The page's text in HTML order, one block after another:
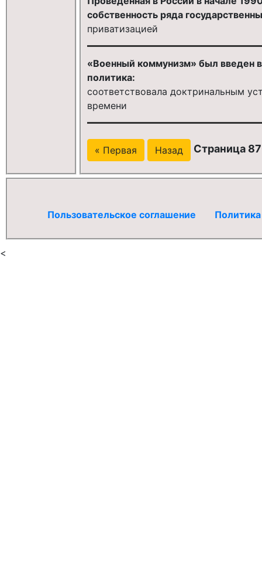
собственность ряда
приватизацией
«Военный коммунизм» был введен
политика:
соответствовала доктринальным
времени
« Первая Назад Страница
Пользовательское соглашение
<